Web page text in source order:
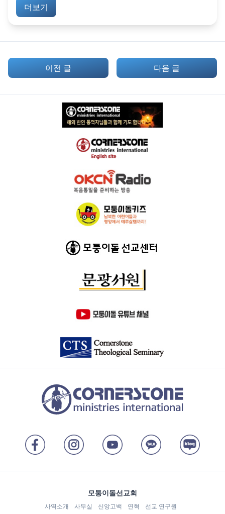
더보기
이전 글 다음 글
모퉁이돌선교회
사역소개 사무실 신앙고백 연혁
선교 연구원